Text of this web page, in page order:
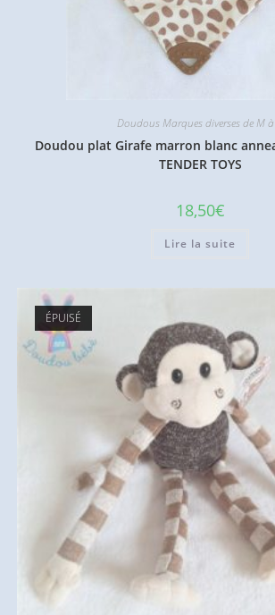
Doudous Marques diverses de M
Doudou plat Girafe marron blanc
TENDER TOYS
18,50€
Lire la suite
ÉPUISÉ